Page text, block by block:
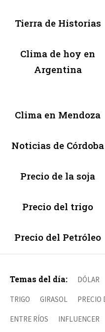
Tierra de Historias
Clima de hoy en
Argentina
Clima en Mendoza
Noticias de Córdoba
Precio de la soja
Precio del trigo
Precio del Petróleo
Temas del día: DÓLAR
TRIGO GIRASOL PRECIO
ENTRE RÍOS INFLUENCER